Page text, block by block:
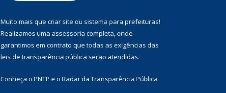
Muito mais que criar site ou sistema para prefeituras!
Realizamos uma assessoria completa, onde
garantimos em contrato que todas as exigências das
leis de transparência pública serão atendidas.
Conheça o PNTP e o Radar da Transparência Pública